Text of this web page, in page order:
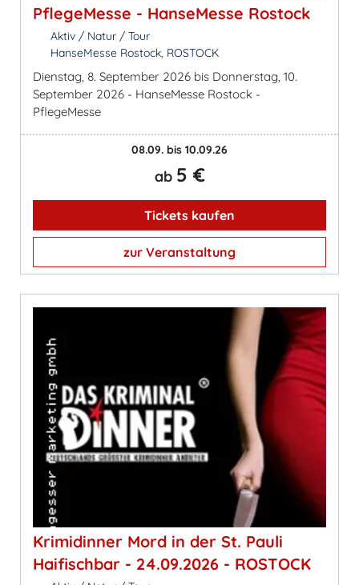
PflegeMesse - HanseMesse Rostock
Aktiv / Natur / Tour
HanseMesse Rostock, ROSTOCK
Dienstag, 8. September 2026 bis Donnerstag, 10.
September 2026 - HanseMesse Rostock -
PflegeMesse
08.09. bis 10.09.26
ab 5 €
Tickets kaufen
zur Veranstaltung
Krimidinner Mord in der St. Pauli
Haifischbar - 24.09.2026 - ROSTOCK